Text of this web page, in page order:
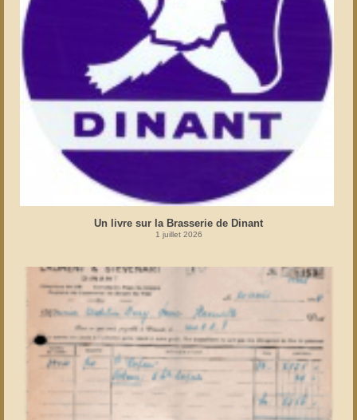
Un livre sur la Brasserie de Dinant
1 juillet 2026